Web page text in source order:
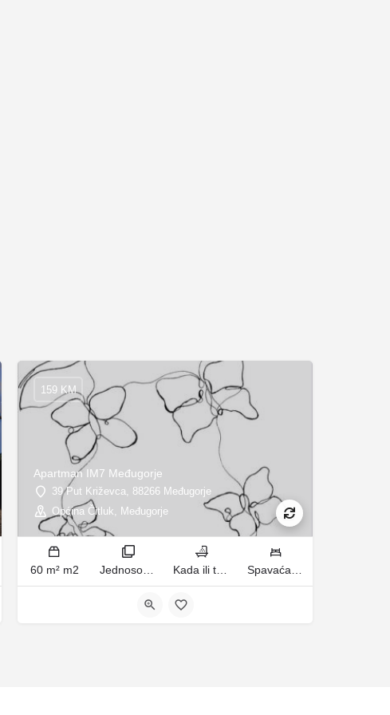
Apartman IM7 Međugorje
39 Put Križevca, 88266 Međugorje
Općina Čitluk, Međugorje
159 KM
60 m² m2 Jednosoban stan sobe